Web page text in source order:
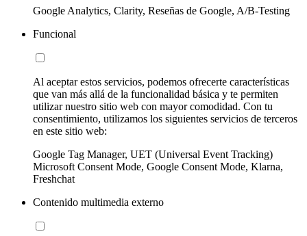
Google Analytics, Clarity, Reseñas de Google, A/B-Testing
Funcional
Al aceptar estos servicios, podemos ofrecerte características
que van más allá de la funcionalidad básica y te permiten
utilizar nuestro sitio web con mayor comodidad. Con tu
consentimiento, utilizamos los siguientes servicios de terceros
en este sitio web:
Google Tag Manager, UET (Universal Event Tracking)
Microsoft Consent Mode, Google Consent Mode, Klarna,
Freshchat
Contenido multimedia externo